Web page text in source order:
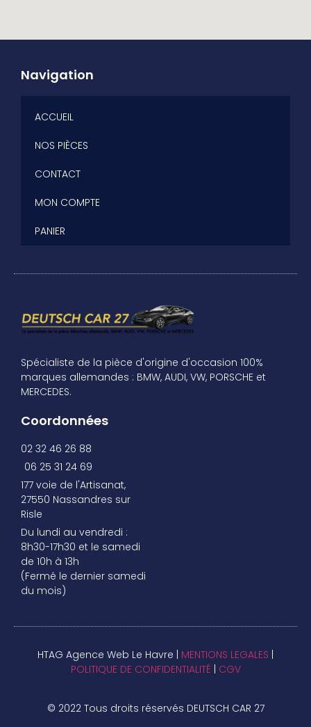
Navigation
ACCUEIL
NOS PIÈCES
CONTACT
MON COMPTE
PANIER
Spécialiste de la pièce d'origine d'occasion 100%
marques allemandes : BMW, AUDI, VW, PORSCHE et
MERCEDES.
Coordonnées
02 32 46 26 88
06 25 31 24 69
177 voie de l'Artisanat,
27550 Nassandres sur
Risle
Du lundi au vendredi :
8h30-17h30 et le samedi
de 10h à 13h
(Fermé le dernier samedi
du mois)
HTAG Agence Web Le Havre | MENTIONS LEGALES
POLITIQUE DE CONFIDENTIALITÉ
CGV
© 2022 Tous droits réservés DEUTSCH CAR 27